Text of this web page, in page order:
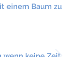
einem Baum zu